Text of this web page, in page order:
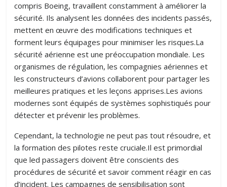
compris Boeing, travaillent constamment à améliorer la
sécurité. Ils analysent les données des incidents passés,
mettent en œuvre des modifications techniques et
forment leurs équipages pour minimiser les risques.La
sécurité aérienne est une préoccupation mondiale. Les
organismes de régulation, les compagnies aériennes et
les constructeurs d’avions collaborent pour partager les
meilleures pratiques et les leçons apprises.Les avions
modernes sont équipés de systèmes sophistiqués pour
détecter et prévenir les problèmes.
Cependant, la technologie ne peut pas tout résoudre, et
la formation des pilotes reste cruciale.Il est primordial
que led passagers doivent être conscients des
procédures de sécurité et savoir comment réagir en cas
d’incident. Les campagnes de sensibilisation sont